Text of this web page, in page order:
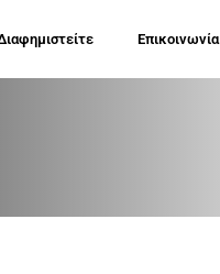
Επικοινωνία